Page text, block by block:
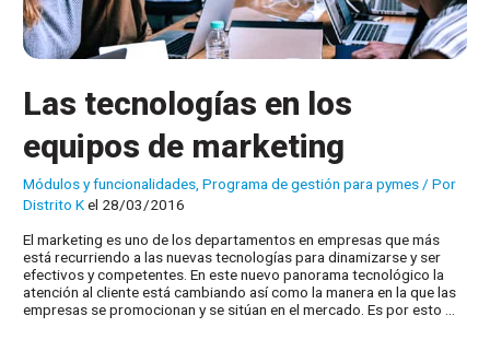
Las tecnologías en los
equipos de marketing
Módulos y funcionalidades ,Programa de gestión para pymes / Por
Distrito Kel 28/03/2016
El marketing es uno de los departamentos en empresas que más
está recurriendo a las nuevas tecnologías para dinamizarse y ser
efectivos y competentes. En este nuevo panorama tecnológico la
atención al cliente está cambiando así como la manera en la que las
empresas se promocionan y se sitúan en el mercado. Es por esto …